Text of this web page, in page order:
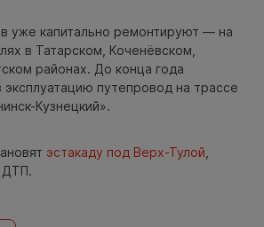
уже капитально ремонтируют — на
в Татарском, Коченёвском,
районах. До конца года
эксплуатацию путепровод на трассе
Кузнецкий».
эстакаду под Верх-Тулой
ДТП.